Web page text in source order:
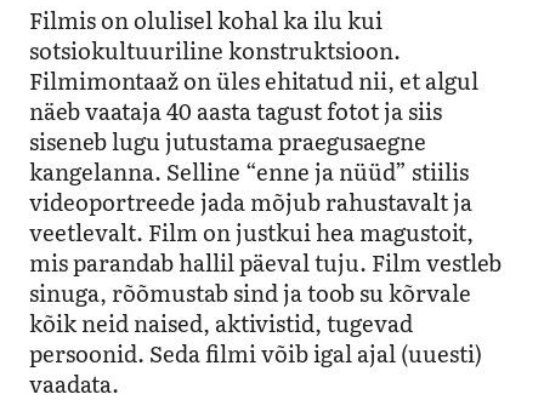
Filmis on olulisel kohal ka ilu kui
sotsiokultuuriline konstruktsioon.
Filmimontaaž on üles ehitatud nii, et algul
näeb vaataja 40 aasta tagust fotot ja siis
siseneb lugu jutustama praegusaegne
kangelanna. Selline “enne ja nüüd” stiilis
videoportreede jada mõjub rahustavalt ja
veetlevalt. Film on justkui hea magustoit,
mis parandab hallil päeval tuju. Film vestleb
sinuga, rõõmustab sind ja toob su kõrvale
kõik neid naised, aktivistid, tugevad
persoonid. Seda filmi võib igal ajal (uuesti)
vaadata.